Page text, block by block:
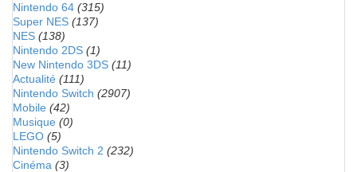
Nintendo 64 (315)
Super NES (137)
NES (138)
Nintendo 2DS (1)
New Nintendo 3DS (11)
Actualité (111)
Nintendo Switch (2907)
Mobile (42)
Musique (0)
LEGO (5)
Nintendo Switch 2 (232)
Cinéma (3)